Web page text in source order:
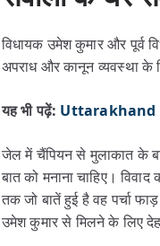
विधायक उमेश कुमार और
अपराध और कानून व्यवस्था के
यह भी पढ़ें: Uttarakhand
जेल में चैंपियन से मुलाकात के
बात को मनाना चाहिए।
तक जो बातें हुई है वह पर्चा
उमेश कुमार से मिलने के लिए